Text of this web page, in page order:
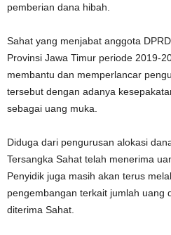
pemberian dana hibah.
Sahat yang menjabat anggota
Provinsi Jawa Timur periode 2019-
membantu dan memperlancar
tersebut dengan adanya
sebagai uang muka.
Diduga dari pengurusan alokasi
Tersangka Sahat telah menerima
Penyidik juga masih akan terus
pengembangan terkait jumlah uang
diterima Sahat.